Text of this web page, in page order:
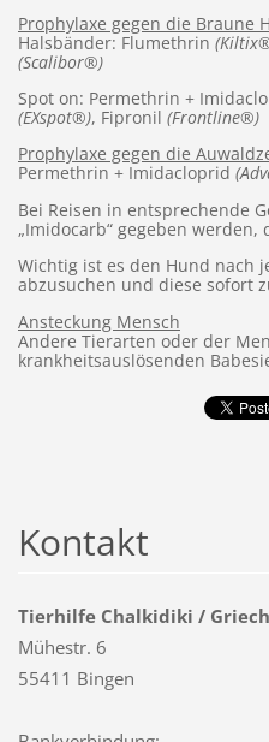
Prophylaxe gegen die Braune
Halsbänder: Flumethrin
(Scalibor®)
Spot on: Permethrin +
(EXspot®), Fipronil (Frontline®)
Prophylaxe gegen die
Permethrin + Imidacloprid
Bei Reisen in entsprechende
„Imidocarb“ gegeben werden,
Wichtig ist es den Hund nach
abzusuchen und diese sofort
Ansteckung Mensch
Andere Tierarten oder der
krankheitsauslösenden
Kontakt
Tierhilfe Chalkidiki /
Mühestr. 6
55411 Bingen